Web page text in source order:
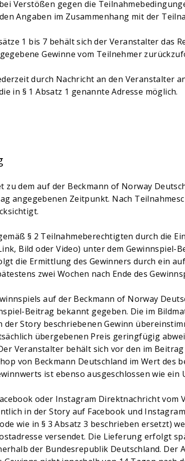
Verstößen gegen die
Angaben im Zusammenhang mit der
1 bis 7 behält sich der Veranstalter das
Gewinne vom Teilnehmer
durch Nachricht an den Veranstalter
in § 1 Absatz 1 genannte Adresse möglich.
zu dem auf der Beckmann of Norway
angegebenen Zeitpunkt. Nach
§ 2 Teilnahmeberechtigten durch die
Bild oder Video) unter dem Gewinnspiel-
die Ermittlung des Gewinners durch ein
zwei Wochen nach Ende des
auf der Beckmann of Norway
Beitrag bekannt gegeben. Die im
der Story beschriebenen Gewinn
übergebenen Preis geringfügig
Veranstalter behält sich vor den im
von Beckmann Deutschland im Wert des
ist ebenso ausgeschlossen wie ein
oder Instagram Direktnachricht vom
in der Story auf Facebook und
wie in § 3 Absatz 3 beschrieben ersetzt)
versendet. Die Lieferung erfolgt
der Bundesrepublik Deutschland. Der